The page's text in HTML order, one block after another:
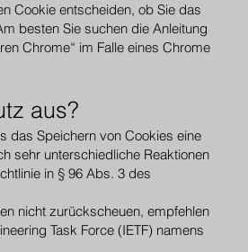
Cookie entscheiden, ob Sie das
besten Sie suchen die Anleitung
Chrome“ im Falle eines Chrome
aus?
das Speichern von Cookies eine
sehr unterschiedliche Reaktionen
in § 96 Abs. 3 des
nicht zurückscheuen, empfehlen
Task Force (IETF) namens